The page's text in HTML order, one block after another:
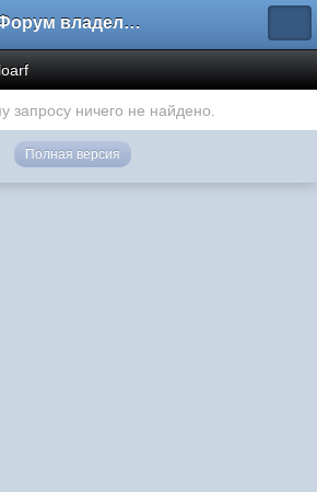
Форум владельцев интернет-магазинов
запросу ничего не найдено.
Полная версия